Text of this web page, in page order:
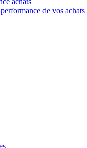
de vos achats